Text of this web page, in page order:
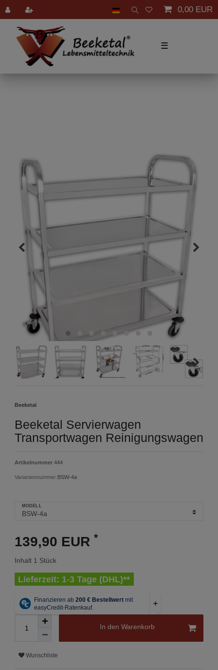
0,00 EUR
☰
Beeketal
Beeketal Servierwagen
Transportwagen Reinigungswagen
Artikelnummer 444
Variantennummer:BSW-4a
MODELL
139,90 EUR *
Inhalt 1 Stück
Lieferzeit: 1-3 Tage (DHL)**
In den Warenkorb
Wunschliste